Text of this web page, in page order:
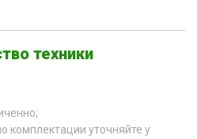
техники
уточняйте у